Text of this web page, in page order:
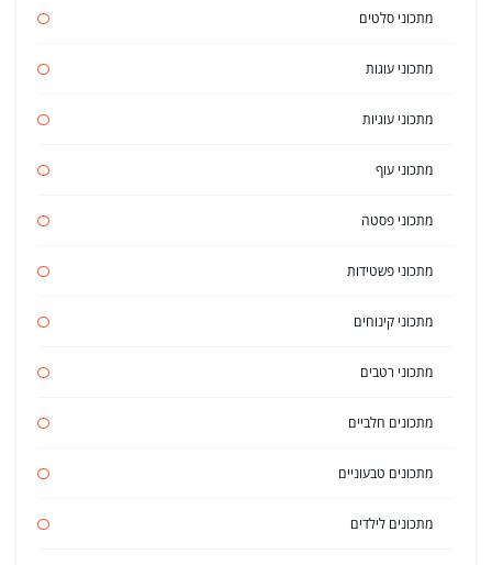
מתכוני סלטים
מתכוני עוגות
מתכוני עוגיות
מתכוני עוף
מתכוני פסטה
מתכוני פשטידות
מתכוני קינוחים
מתכוני רטבים
מתכונים חלביים
מתכונים טבעוניים
מתכונים לילדים